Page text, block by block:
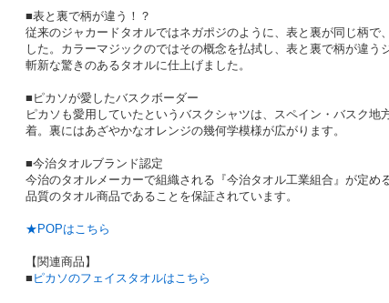
■表と裏で柄が違う！？
従来のジャカードタオルではネガポジのように、表と裏が同じ柄で
した。カラーマジックのではその概念を払拭し、表と裏で柄が違う
斬新な驚きのあるタオルに仕上げました。
■ピカソが愛したバスクボーダー
ピカソも愛用していたというバスクシャツは、スペイン・バスク地
着。裏にはあざやかなオレンジの幾何学模様が広がります。
■今治タオルブランド認定
今治のタオルメーカーで組織される『今治タオル工業組合』が定め
品質のタオル商品であることを保証されています。
★POPはこちら
【関連商品】
■ ピカソのフェイスタオルはこちら